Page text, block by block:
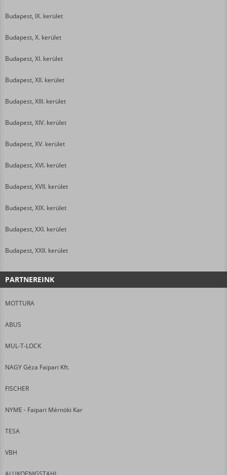
Budapest, IX. kerület
Budapest, X. kerület
Budapest, XI. kerület
Budapest, XII. kerület
Budapest, XIII. kerület
Budapest, XIV. kerület
Budapest, XV. kerület
Budapest, XVI. kerület
Budapest, XVII. kerület
Budapest, XIX. kerület
Budapest, XXI. kerület
Budapest, XXII. kerület
PARTNEREINK
MOTTURA
ABUS
MUL-T-LOCK
NAGY Géza Faipari Kft.
FISCHER
NYME - Faipari Mérnöki Kar
TESA
VBH